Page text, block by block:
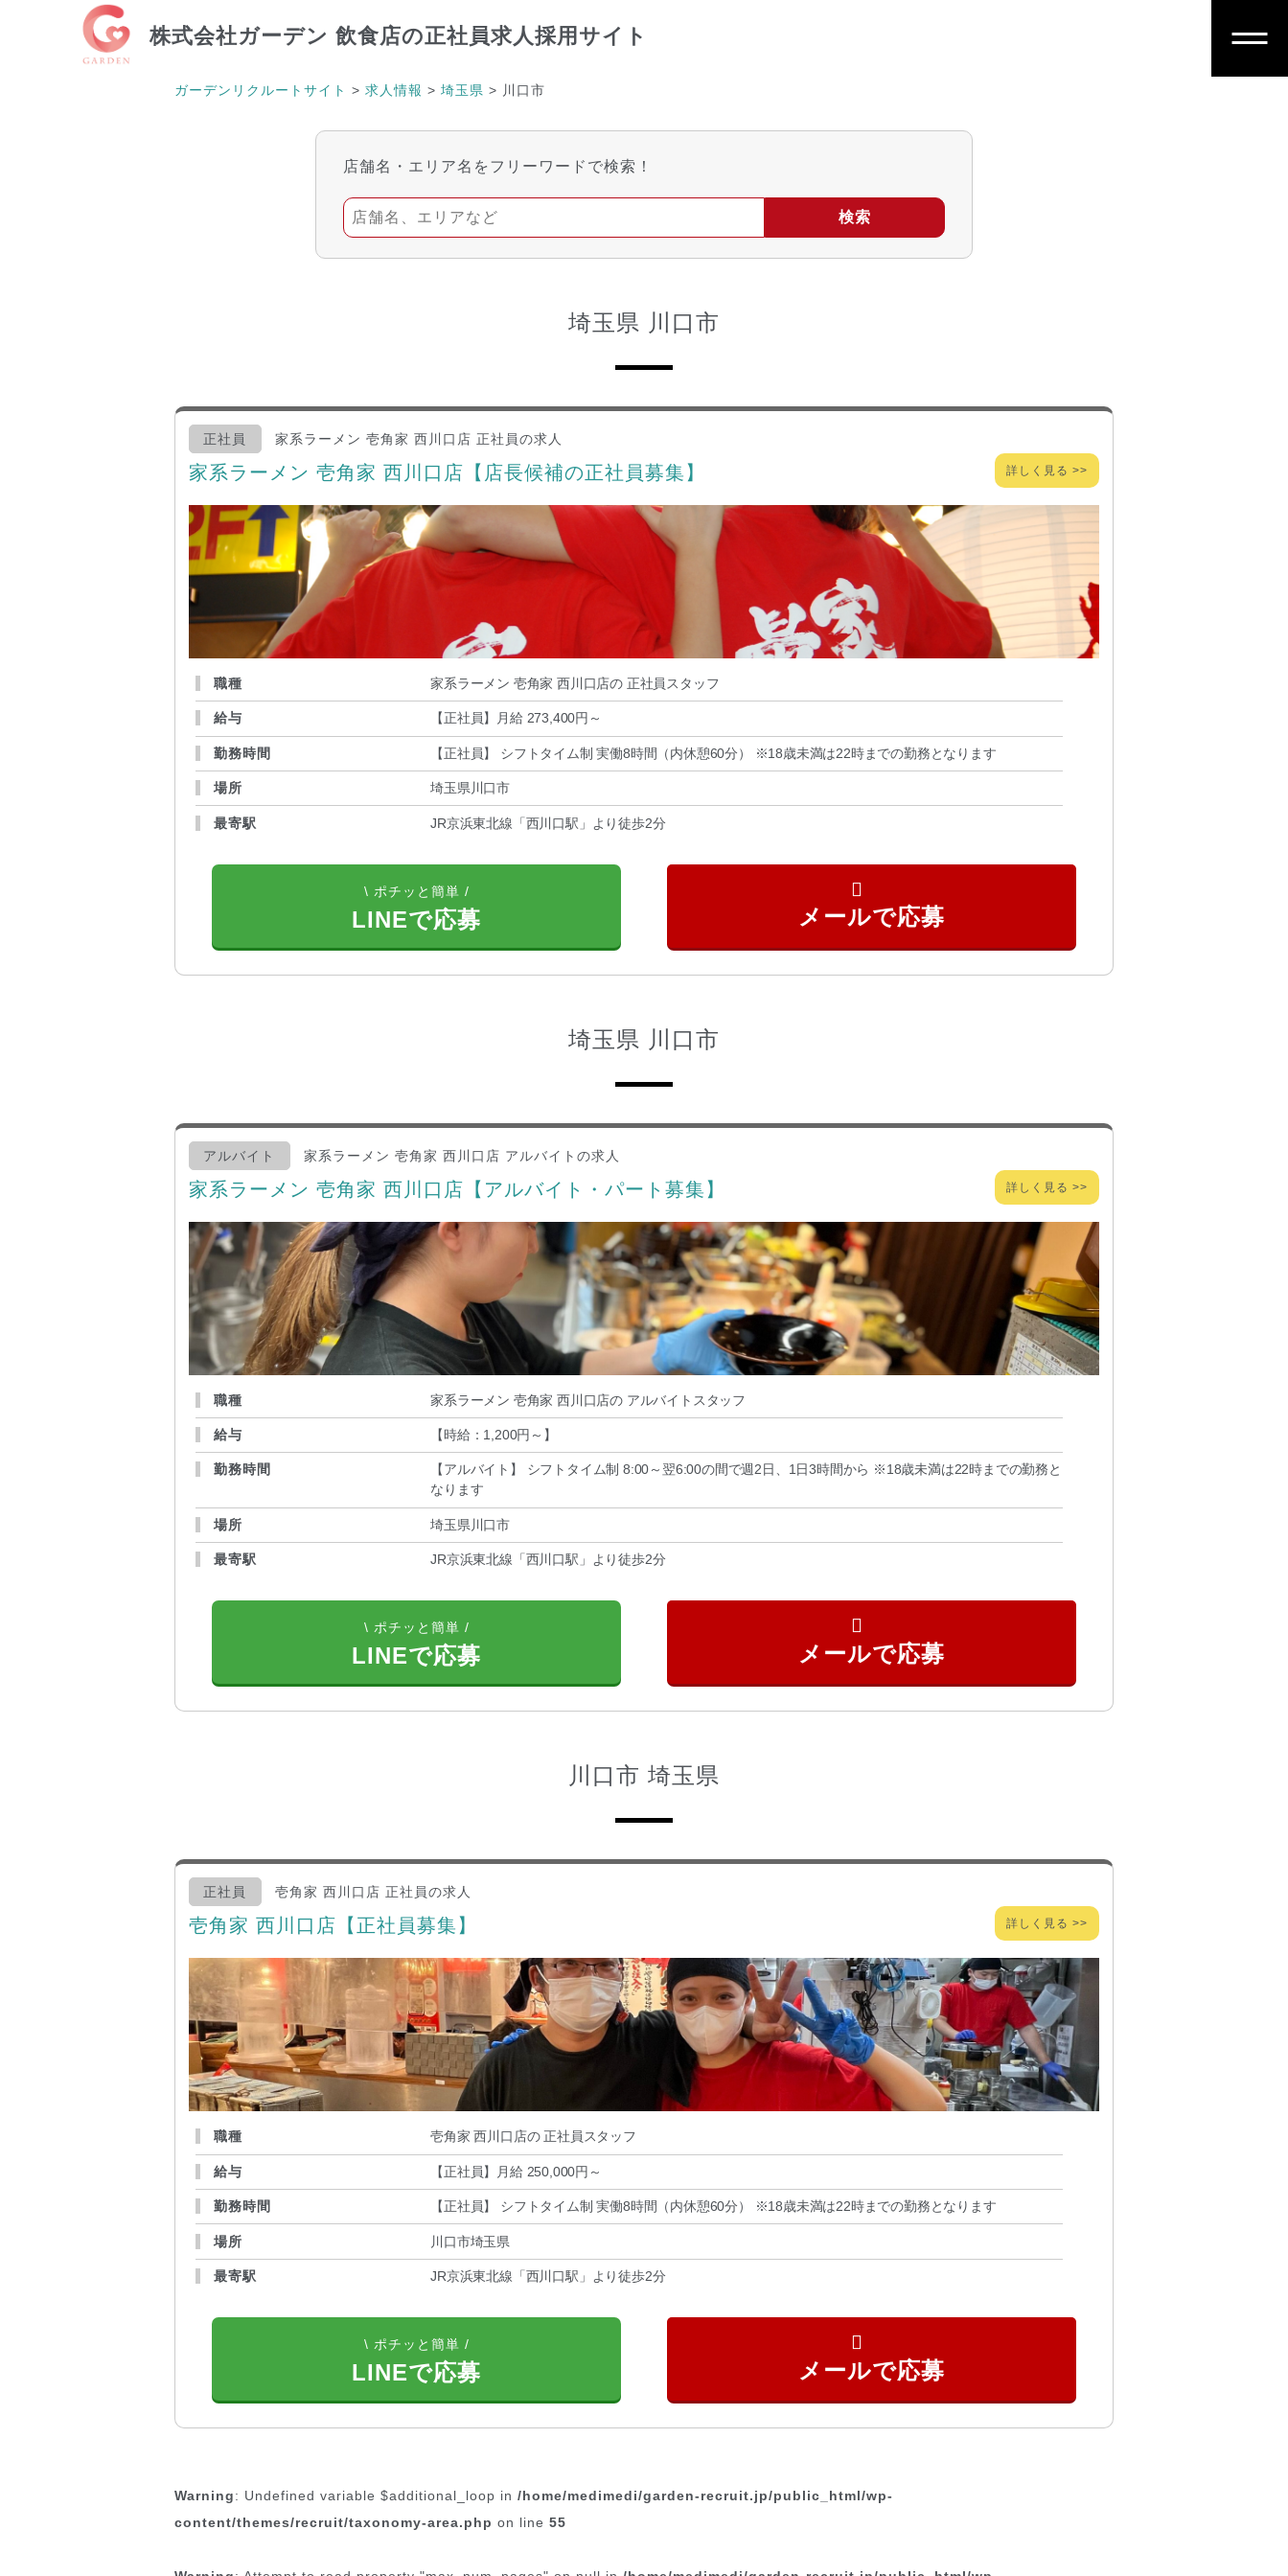
株式会社ガーデン飲食店の正社員求人採用サイト
ガーデンリクルートサイト > 求人情報 > 埼玉県 > 川口市
店舗名・エリア名をフリーワードで検索！
埼玉県 川口市
正社員 家系ラーメン 壱角家 西川口店 正社員の求人
家系ラーメン 壱角家 西川口店【店長候補の正社員募集】 詳しく見る >>
職種 家系ラーメン 壱角家 西川口店の 正社員スタッフ
給与 【正社員】月給 273,400円～
勤務時間 【正社員】 シフトタイム制 実働8時間（内休憩60分） ※18歳未満は22時までの勤務となります
場所 埼玉県川口市
最寄駅 JR京浜東北線「西川口駅」より徒歩2分
\ ポチッと簡単 /
LINEで応募
埼玉県 川口市
アルバイト 家系ラーメン 壱角家 西川口店 アルバイトの求人
家系ラーメン 壱角家 西川口店【アルバイト・パート募集】 詳しく見る >>
職種 家系ラーメン 壱角家 西川口店の アルバイトスタッフ
給与 【時給：1,200円～ 】
勤務時間
【アルバイト】 シフトタイム制 8:00～翌6:00の間で週2日、1日3時間から ※18歳未満は22時までの勤務と
なります
場所 埼玉県川口市
最寄駅 JR京浜東北線「西川口駅」より徒歩2分
\ ポチッと簡単 /
LINEで応募
川口市 埼玉県
正社員 壱角家 西川口店 正社員の求人
壱角家 西川口店【正社員募集】 詳しく見る >>
職種 壱角家 西川口店の 正社員スタッフ
給与 【正社員】月給 250,000円～
勤務時間 【正社員】 シフトタイム制 実働8時間（内休憩60分） ※18歳未満は22時までの勤務となります
場所 川口市埼玉県
最寄駅 JR京浜東北線「西川口駅」より徒歩2分
\ ポチッと簡単 /
LINEで応募
Warning: Undefined variable $additional_loop in /home/medimedi/garden-recruit.jp/public_html/wp-
content/themes/recruit/taxonomy-area.php on line 55